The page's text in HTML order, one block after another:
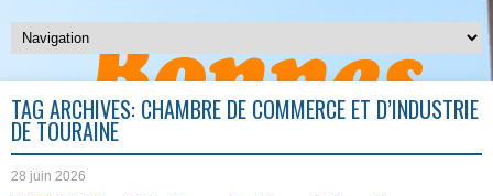
TAG ARCHIVES: CHAMBRE DE COMMERCE ET D’INDUSTRIE
DE TOURAINE
28 juin 2026